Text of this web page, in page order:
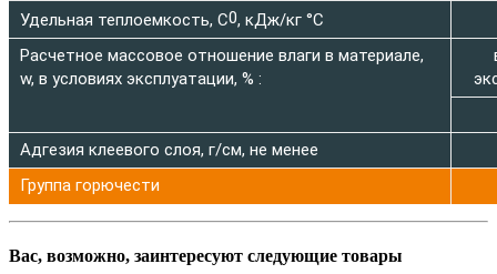
Удельная теплоемкость, C0, кДж/кг °C
Расчетное массовое отношение влаги в материале,
w, в условиях эксплуатации, % :
Адгезия клеевого слоя, г/см, не менее
Группа горючести
Вас, возможно, заинтересуют следующие товары